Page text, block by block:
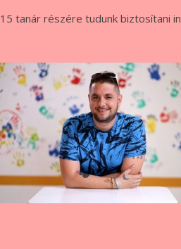
15 tanár részére tudunk biztosítani